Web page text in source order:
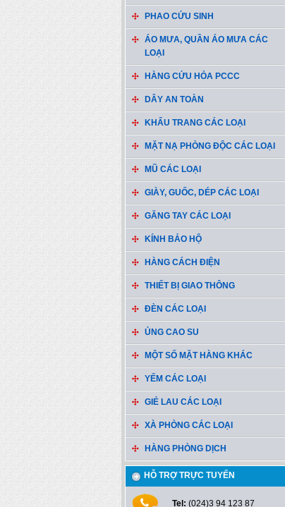
PHAO CỨU SINH
ÁO MƯA, QUẦN ÁO MƯA CÁC
LOẠI
HÀNG CỨU HỎA PCCC
DÂY AN TOÀN
KHẨU TRANG CÁC LOẠI
MẶT NẠ PHÒNG ĐỘC CÁC LOẠI
MŨ CÁC LOẠI
GIÀY, GUỐC, DÉP CÁC LOẠI
GĂNG TAY CÁC LOẠI
KÍNH BẢO HỘ
HÀNG CÁCH ĐIỆN
THIẾT BỊ GIAO THÔNG
ĐÈN CÁC LOẠI
ỦNG CAO SU
MỘT SỐ MẶT HÀNG KHÁC
YẾM CÁC LOẠI
GIẺ LAU CÁC LOẠI
XÀ PHÒNG CÁC LOẠI
HÀNG PHÒNG DỊCH
HỖ TRỢ TRỰC TUYẾN
Tel: (024)3 94 123 87